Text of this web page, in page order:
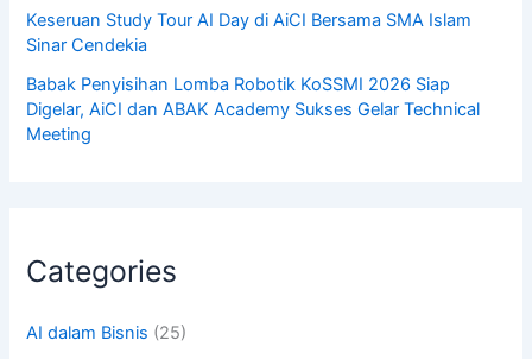
Keseruan Study Tour AI Day di AiCI Bersama SMA Islam
Sinar Cendekia
Babak Penyisihan Lomba Robotik KoSSMI 2026 Siap
Digelar, AiCI dan ABAK Academy Sukses Gelar Technical
Meeting
Categories
AI dalam Bisnis (25)